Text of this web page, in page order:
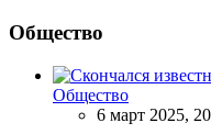
Общество
Общество
6 март 2025,